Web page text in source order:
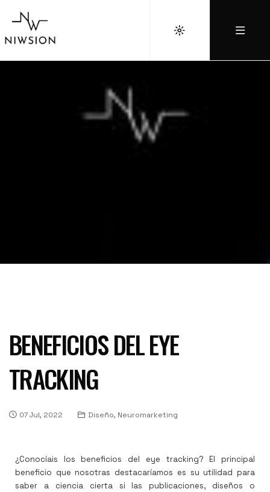
BENEFICIOS DEL EYE
TRACKING
07 Jul, 2022 Diseño, Neuromarketing
¿Conocíais los beneficios del eye tracking? El principal
beneficio que nosotras destacaríamos es su utilidad para
saber a ciencia cierta si las publicaciones, diseños o